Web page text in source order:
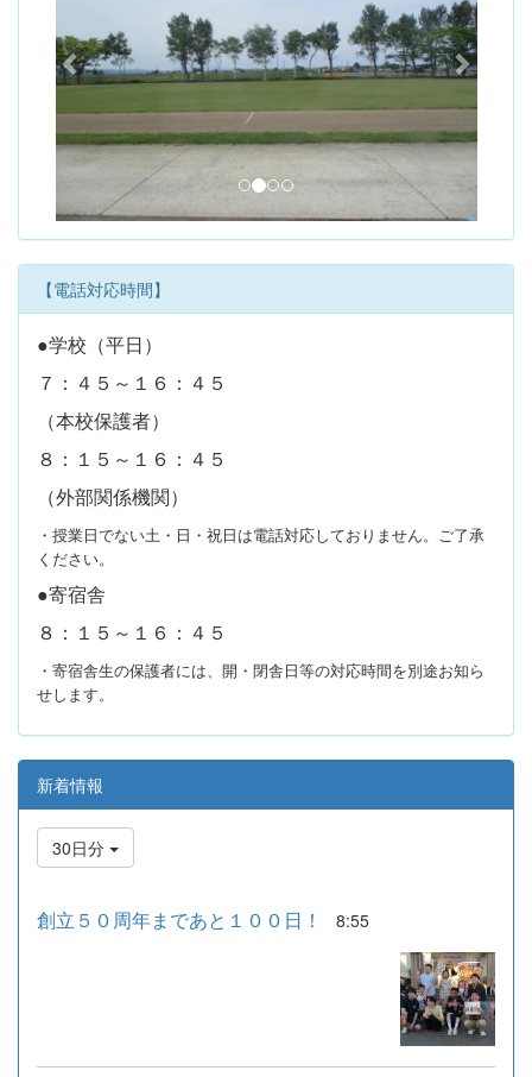
i
o
u
s
t
【電話対応時間】
●学校（平日）
７：４５～１６：４５
（本校保護者）
８：１５～１６：４５
（外部関係機関）
・授業日でない土・日・祝日は電話対応しておりません。ご了承
ください。
●寄宿舎
８：１５～１６：４５
・寄宿舎生の保護者には、開・閉舎日等の対応時間を別途お知ら
せします。
新着情報
30日分
創立５０周年まであと１００日！ 8:55